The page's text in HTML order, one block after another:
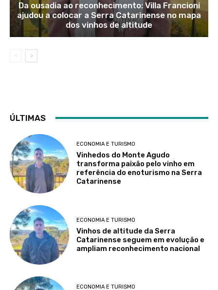
Da ousadia ao reconhecimento: Villa Francioni
ajudou a colocar a Serra Catarinense no mapa
dos vinhos de altitude
ÚLTIMAS
ECONOMIA E TURISMO
Vinhedos do Monte Agudo
transforma paixão pelo vinho em
referência do enoturismo na Serra
Catarinense
ECONOMIA E TURISMO
Vinhos de altitude da Serra
Catarinense seguem em evolução e
ampliam reconhecimento nacional
ECONOMIA E TURISMO